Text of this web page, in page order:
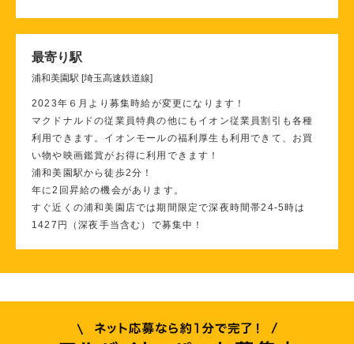
最寄り駅
浦和美園駅 [埼玉高速鉄道線]
2023年６月より募集時給が変更になります！
マクドナルドの従業員特典の他にもイオン従業員割引も各種
利用できます。イオンモールの福利厚生も利用できて、お買
い物や映画鑑賞がお得に利用できます！
浦和美園駅から徒歩2分！
年に2回昇給の機会があります。
すぐ近くの浦和美園店では期間限定で深夜時間帯24-5時は
1427円（深夜手当含む）で募集中！